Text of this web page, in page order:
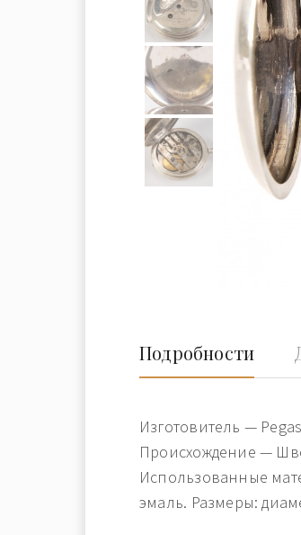
Подробности
Изготовитель —
Происхождение —
Использованные
эмаль. Размеры: